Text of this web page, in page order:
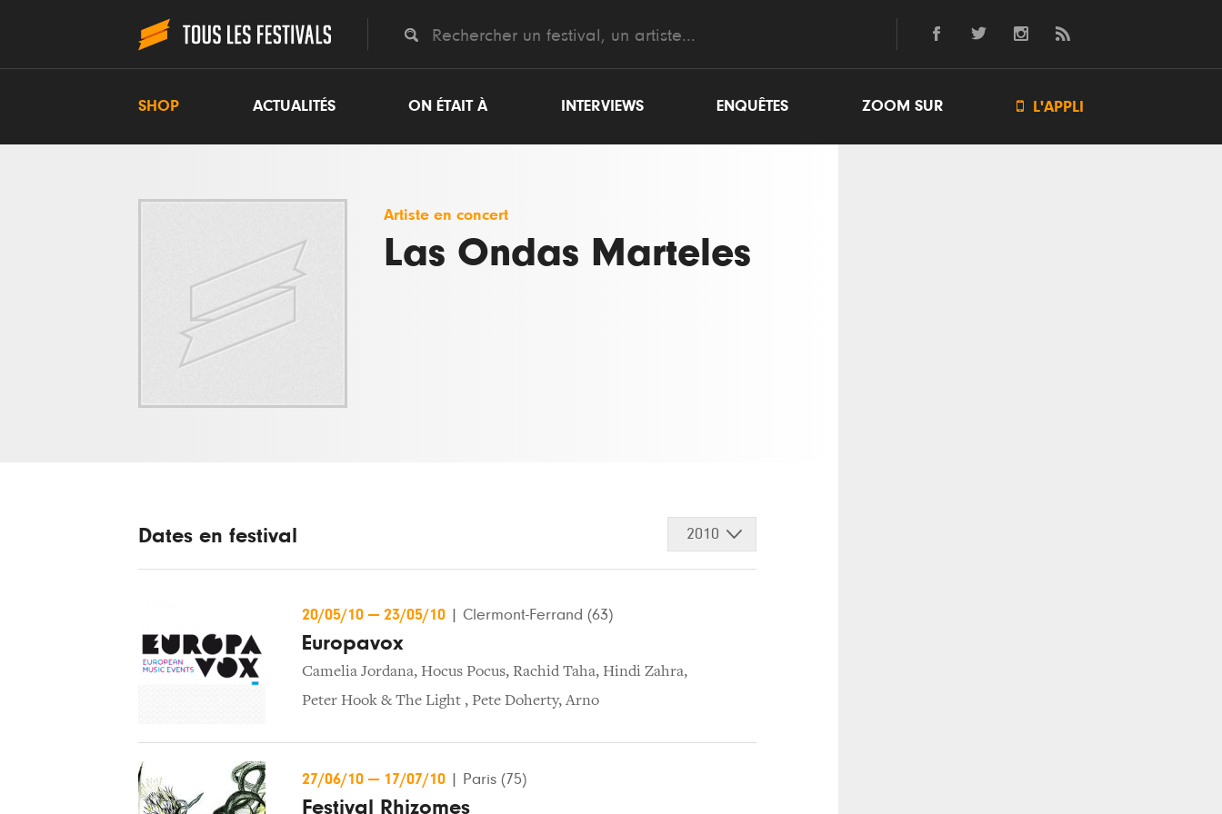
SHOP ACTUALITÉS ON ÉTAIT À INTERVIEWS ENQUÊTES ZOOM SUR  L'APPLI
Artiste en concert
Las Ondas Marteles
Dates en festival 2010
20/05/10 — 23/05/10 Clermont-Ferrand (63)
Europavox
Camelia Jordana, Hocus Pocus, Rachid Taha, Hindi Zahra,
Peter Hook & The Light , Pete Doherty,Arno
27/06/10 — 17/07/10 Paris (75)
Festival Rhizomes